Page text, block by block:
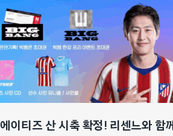
이티즈 산 시축 확정! 리센느와 함께